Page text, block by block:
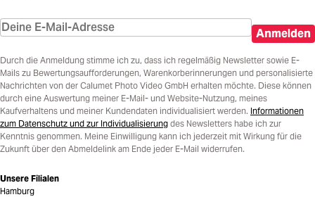
Anmelden
Durch die Anmeldung stimme ich zu, dass ich regelmäßig Newsletter sowie E-
Mails zu Bewertungsaufforderungen, Warenkorberinnerungen und personalisierte
Nachrichten von der Calumet Photo Video GmbH erhalten möchte. Diese können
durch eine Auswertung meiner E-Mail- und Website-Nutzung, meines
Kaufverhaltens und meiner Kundendaten individualisiert werden. Informationen
zum Datenschutz und zur Individualisierung des Newsletters habe ich zur
Kenntnis genommen. Meine Einwilligung kann ich jederzeit mit Wirkung für die
Zukunft über den Abmeldelink am Ende jeder E-Mail widerrufen.
Unsere Filialen
Hamburg